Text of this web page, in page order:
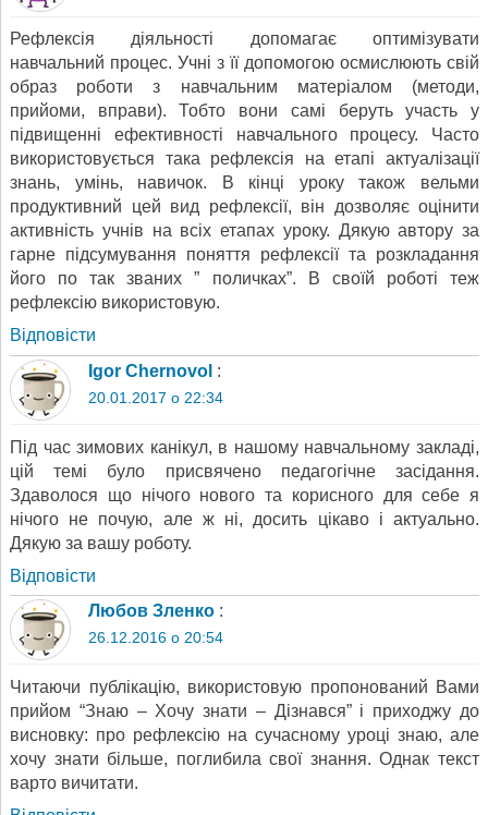
Рефлексія діяльності допомагає оптимізувати
навчальний процес. Учні з її допомогою осмислюють свій
образ роботи з навчальним матеріалом (методи,
прийоми, вправи). Тобто вони самі беруть участь у
підвищенні ефективності навчального процесу. Часто
використовується така рефлексія на етапі актуалізації
знань, умінь, навичок. В кінці уроку також вельми
продуктивний цей вид рефлексії, він дозволяє оцінити
активність учнів на всіх етапах уроку. Дякую автору за
гарне підсумування поняття рефлексії та розкладання
його по так званих ” поличках”. В своїй роботі теж
рефлексію використовую.
Відповіcти
Igor Chernovol :
20.01.2017 о 22:34
Під час зимових канікул, в нашому навчальному закладі,
цій темі було присвячено педагогічне засідання.
Здаволося що нічого нового та корисного для себе я
нічого не почую, але ж ні, досить цікаво і актуально.
Дякую за вашу роботу.
Відповіcти
Любов Зленко :
26.12.2016 о 20:54
Читаючи публікацію, використовую пропонований Вами
прийом “Знаю – Хочу знати – Дізнався” і приходжу до
висновку: про рефлексію на сучасному уроці знаю, але
хочу знати більше, поглибила свої знання. Однак текст
варто вичитати.